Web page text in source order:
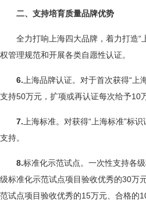
二、支持培育质量品牌优势
全力打响上海四大品牌，着力打造“
权管理规范和开展各类自愿性认证。
6.上海品牌认证。对于首次获得“上
支持50万元，扩项或再认证每次给予10
7.上海标准。对获得“上海标准”标
支持。
8.标准化示范试点。一次性支持各
级标准化示范试点项目验收优秀的30万
范试点项目验收优秀的15万元、合格的